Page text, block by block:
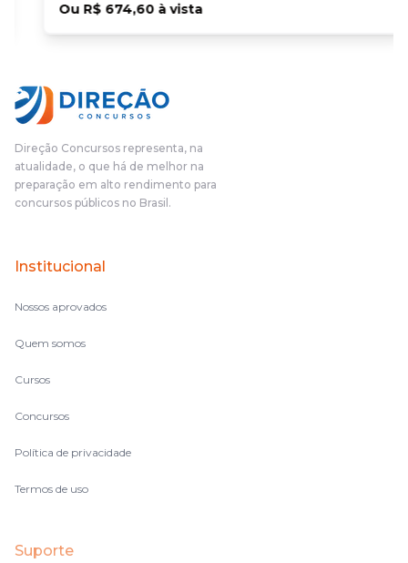
OuR$ 674,60à vista
Direção Concursos representa, na
atualidade, o que há de melhor na
preparação em alto rendimento para
concursos públicos no Brasil.
Institucional
Nossos aprovados
Quem somos
Cursos
Concursos
Política de privacidade
Termos de uso
Suporte